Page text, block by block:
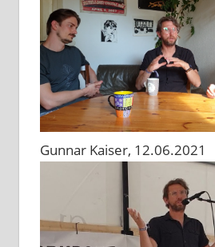
Gunnar Kaiser, 12.06.2021